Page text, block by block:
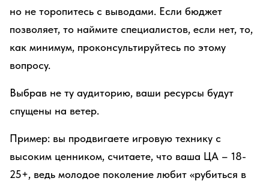
но не торопитесь с выводами. Если бюджет
позволяет, то наймите специалистов, если нет, то,
как минимум, проконсультируйтесь по этому
вопросу.
Выбрав не ту аудиторию, ваши ресурсы будут
спущены на ветер.
Пример: вы продвигаете игровую технику с
высоким ценником, считаете, что ваша ЦА – 18-
25+, ведь молодое поколение любит «рубиться в